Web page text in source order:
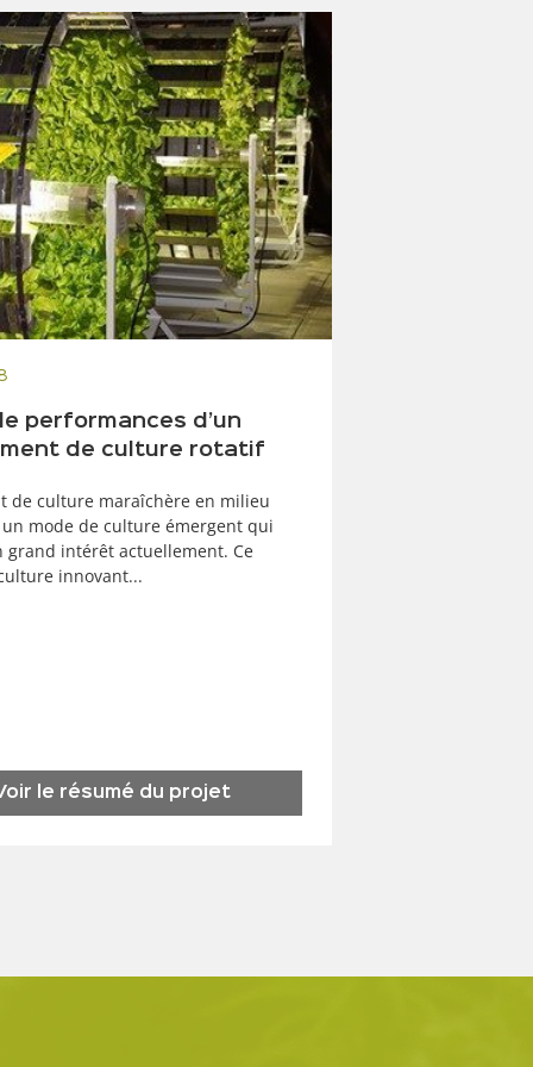
performances d’un
de culture rotatif
de culture maraîchère en milieu
mode de culture émergent qui
grand intérêt actuellement. Ce
innovant...
le résumé du projet